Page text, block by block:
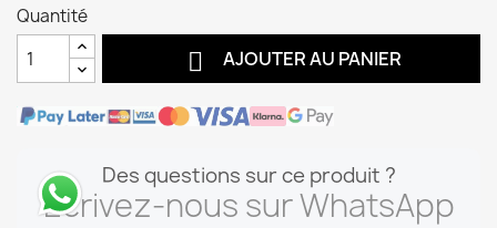
Quantité
 AJOUTER AU PANIER
Des questions sur ce produit ?
Écrivez-nous sur WhatsApp